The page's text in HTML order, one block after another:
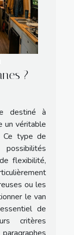
?
destiné à
un véritable
Ce type de
flexibilité,
ou les
le van
de
critères